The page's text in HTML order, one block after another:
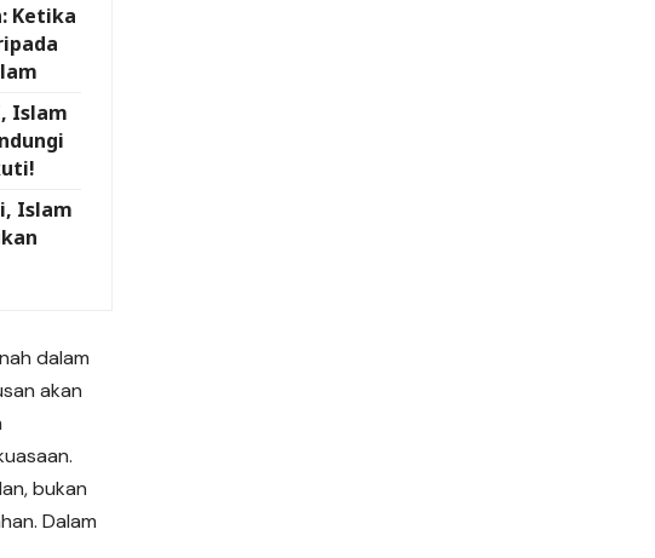
Ketika
Islam
Islam
dalam
akan
bukan
Dalam